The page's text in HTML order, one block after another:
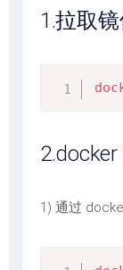
1.拉取
1) 通过